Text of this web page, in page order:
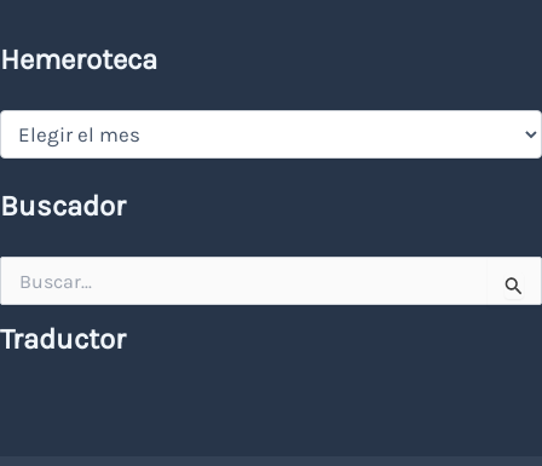
Hemeroteca
Hemeroteca
Buscador
por:
Traductor